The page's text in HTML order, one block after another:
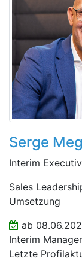
Serge
Interim
Sales
Umsetzung
ab
Interim
Letzte